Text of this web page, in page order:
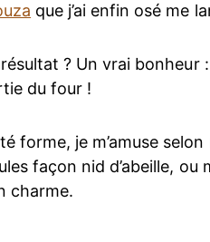
que j’ai enfin osé me
? Un vrai bonheur
du four !
forme, je m’amuse
façon nid d’abeille,
charme.